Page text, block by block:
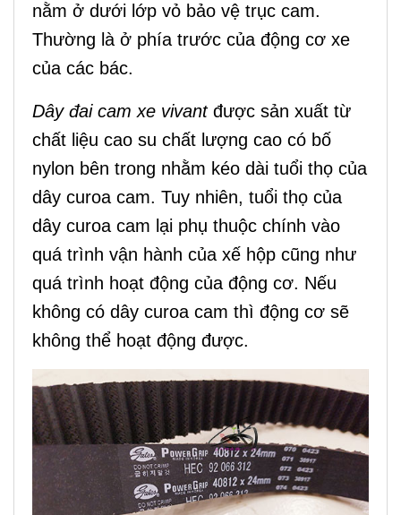
nằm ở dưới lớp vỏ bảo vệ trục cam.
Thường là ở phía trước của động cơ xe
của các bác.
Dây đai cam xe vivant được sản xuất từ
chất liệu cao su chất lượng cao có bố
nylon bên trong nhằm kéo dài tuổi thọ của
dây curoa cam. Tuy nhiên, tuổi thọ của
dây curoa cam lại phụ thuộc chính vào
quá trình vận hành của xế hộp cũng như
quá trình hoạt động của động cơ. Nếu
không có dây curoa cam thì động cơ sẽ
không thể hoạt động được.